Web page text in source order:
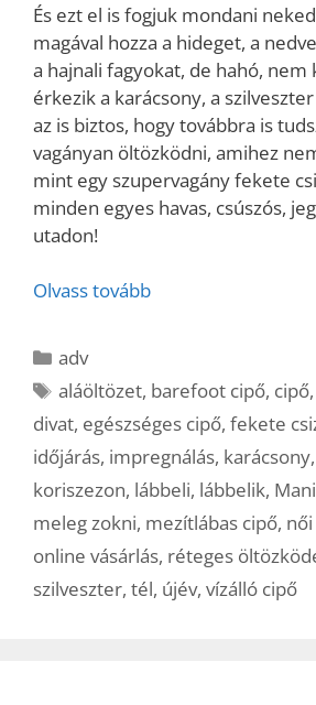
És ezt el is fogjuk mondani
magával hozza a hideget, a
a hajnali fagyokat, de hahó, nem
érkezik a karácsony, a szilveszter
az is biztos, hogy továbbra is
vagányan öltözködni, amihez
mint egy szupervagány fekete
minden egyes havas, csúszós,
utadon!
Olvass tovább
Kategória
adv
Címkék
aláöltözet, barefoot cipő, cipő,
divat, egészséges cipő, fekete
időjárás, impregnálás, karácsony,
koriszezon, lábbeli, lábbelik,
meleg zokni, mezítlábas cipő,
online vásárlás, réteges
szilveszter, tél, újév, vízálló cipő